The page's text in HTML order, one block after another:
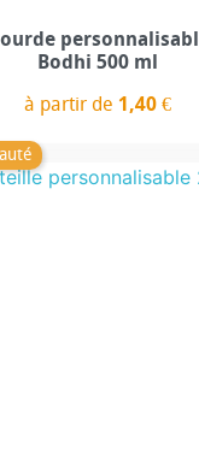
Bodhi 500 ml
à partir de 1,40 €